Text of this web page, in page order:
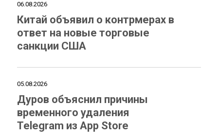
06.08.2026
Китай объявил о контрмерах в
ответ на новые торговые
санкции США
05.08.2026
Дуров объяснил причины
временного удаления
Telegram из App Store